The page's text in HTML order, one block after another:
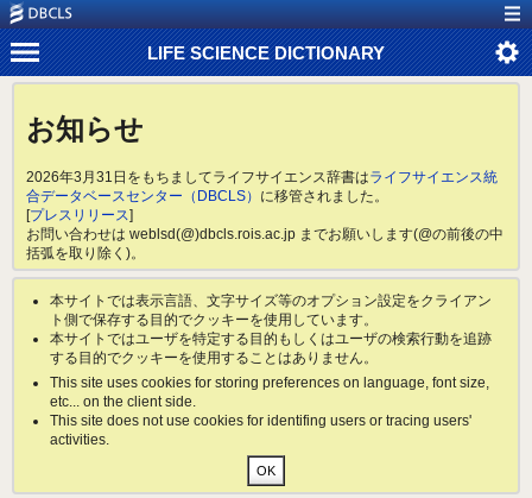
LIFE SCIENCE DICTIONARY
お知らせ
2026年3月31日をもちましてライフサイエンス辞書はライフサイエンス統
合データベースセンター（DBCLS） に移管されました。
[プレスリリース]
お問い合わせは weblsd(@)dbcls.rois.ac.jp までお願いします(@の前後の中
括弧を取り除く)。
本サイトでは表示言語、文字サイズ等のオプション設定をクライアン
ト側で保存する目的でクッキーを使用しています。
本サイトではユーザを特定する目的もしくはユーザの検索行動を追跡
する目的でクッキーを使用することはありません。
This site uses cookies for storing preferences on language, font size,
etc... on the client side.
This site does not use cookies for identifing users or tracing users'
activities.